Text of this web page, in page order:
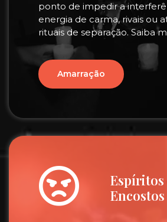
ponto de impedir a
energia de carma, rivais ou
rituais de separação. Saiba
Amarração
Espíritos
Encostos